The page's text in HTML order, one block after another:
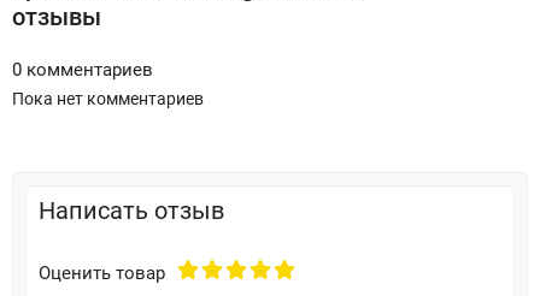
отзывы
0 комментариев
Пока нет комментариев
Написать отзыв
Оценить товар